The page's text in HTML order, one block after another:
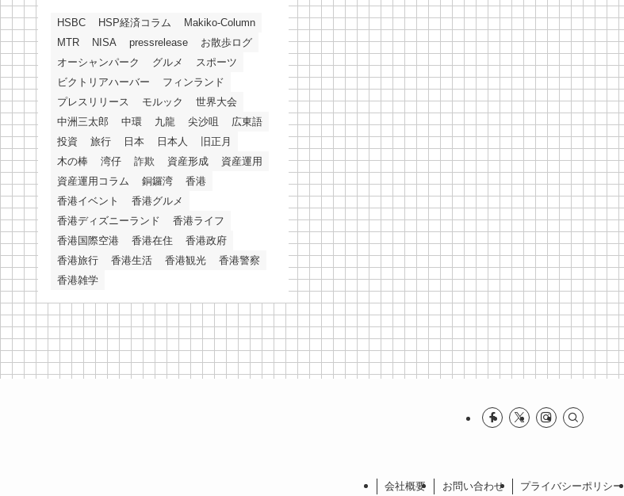
HSBC HSP経済コラム
Makiko-Column
MTR
NISA pressrelease
お散歩ログ
オーシャンパーク
グルメ
スポーツ
ビクトリアハーバー
フィンランド
プレスリリース
モルック
世界大会
中洲三太郎
中環 九龍 尖沙咀
広東語
投資
旅行 日本 日本人
旧正月
木の棒
湾仔 詐欺 資産形成
資産運用
資産運用コラム
銅鑼湾
香港
香港イベント
香港グルメ
香港ディズニーランド
香港ライフ
香港国際空港
香港在住
香港政府
香港旅行
香港生活 香港観光
香港警察
香港雑学
会社概要 お問い合わせ プライバシーポリシー